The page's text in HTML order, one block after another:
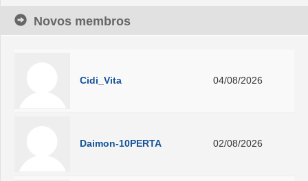
Novos membros
Cidi_Vita 04/08/2026
Daimon-10PERTA 02/08/2026